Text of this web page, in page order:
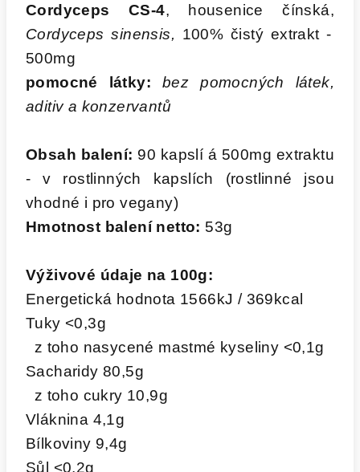
Cordyceps CS-4, housenice čínská,
Cordyceps sinensis, 100% čistý extrakt -
500mg
pomocné látky:
bez pomocných látek,
aditiv a konzervantů
Obsah balení: 90 kapslí á 500mg extraktu
- v rostlinných kapslích (rostlinné jsou
vhodné i pro vegany)
Hmotnost balení netto: 53g
Výživové údaje na 100g:
Energetická hodnota 1566kJ / 369kcal
Tuky <0,3g
z toho nasycené mastmé kyseliny <0,1g
Sacharidy 80,5g
z toho cukry 10,9g
Vláknina 4,1g
Bílkoviny 9,4g
Sůl <0,2g